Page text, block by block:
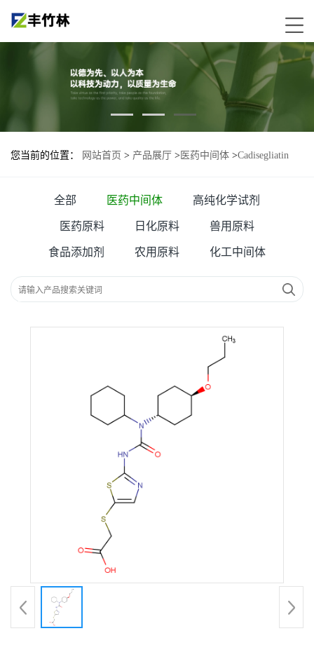
您当前的位置： 网站首页 > 产品展厅 > 医药中间体 >Cadisegliatin
全部 医药中间体 高纯化学试剂
医药原料 日化原料 兽用原料
食品添加剂 农用原料 化工中间体